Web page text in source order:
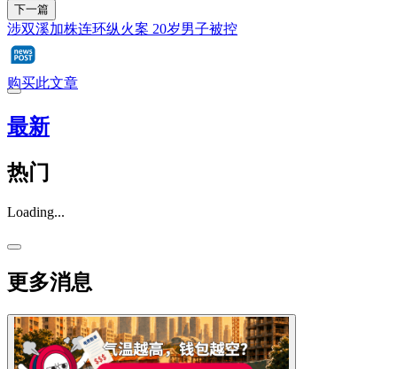
下一篇
涉双溪加株连环纵火案 20岁男子被控
购买此文章
最新
热门
Loading...
更多消息